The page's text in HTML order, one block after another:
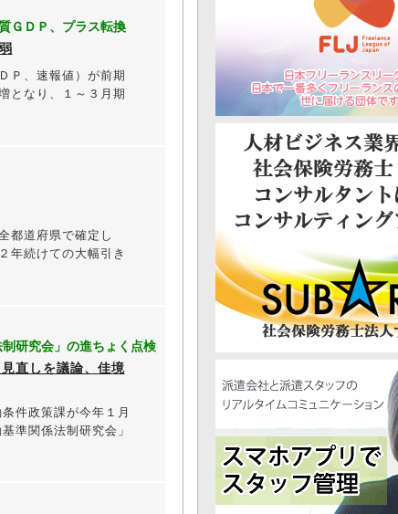
ＧＤＰ、プラス転換
Ｐ、速報値）が前期
となり、１～３月期
都道府県で確定し
年続けての大幅引き
研究会」の進ちょく点検
直しを議論、佳境
件政策課が今年１月
準関係法制研究会」